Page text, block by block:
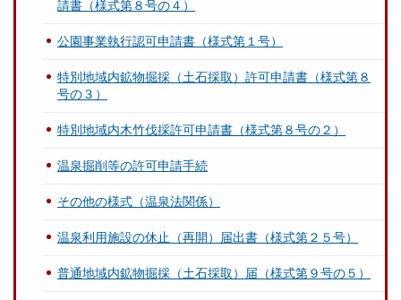
請書（様式第８号の４）
公園事業執行認可申請書（様式第１号）
特別地域内鉱物掘採（土石採取）許可申請書（様式第８
号の３）
特別地域内木竹伐採許可申請書（様式第８号の２）
温泉掘削等の許可申請手続
その他の様式（温泉法関係）
温泉利用施設の休止（再開）届出書（様式第２５号）
普通地域内鉱物掘採（土石採取）届（様式第９号の５）